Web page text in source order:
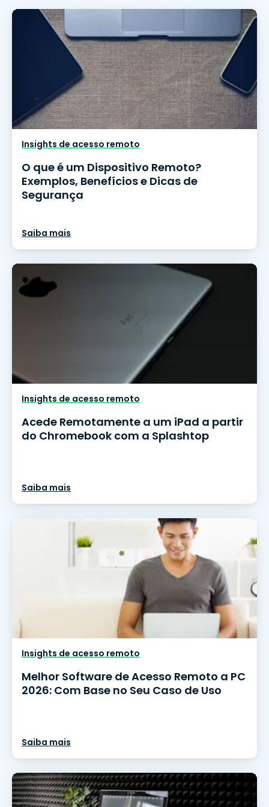
Insights de acesso remoto
O que é um Dispositivo Remoto?
Exemplos, Benefícios e Dicas de
Segurança
Saiba mais
Insights de acesso remoto
Acede Remotamente a um iPad a partir
do Chromebook com a Splashtop
Saiba mais
Insights de acesso remoto
Melhor Software de Acesso Remoto a PC
2026: Com Base no Seu Caso de Uso
Saiba mais